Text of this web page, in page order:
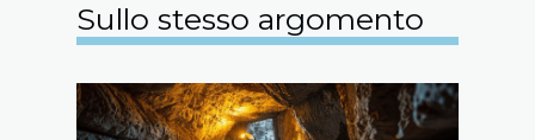
Sullo stesso argomento